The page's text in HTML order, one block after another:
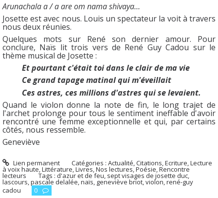
Arunachala a / aare om nama shivaya…
Josette est avec nous. Louis un spectateur la voit à travers
nous deux réunies.
Quelques mots sur René son dernier amour. Pour
conclure, Naïs lit trois vers de René Guy Cadou sur le
thème musical de Josette :
Et pourtant c'était toi dans le clair de ma vie
Ce grand tapage matinal qui m'éveillait
Ces astres, ces millions d'astres qui se levaient.
Quand le violon donne la note de fin, le long trajet de
l'archet prolonge pour tous le sentiment ineffable d'avoir
rencontré une femme exceptionnelle et qui, par certains
côtés, nous ressemble.
Geneviève
Lien permanent Catégories :Actualité,Citations,Ecriture,Lecture
à voix haute,Littérature,Livres,Nos lectures,Poésie,Rencontre
lecteurs Tags : d'azur et de feu, sept visages de josette duc,
lascours,pascale delalée,naïs, geneviève briot,violon,rené-guy
cadou
0